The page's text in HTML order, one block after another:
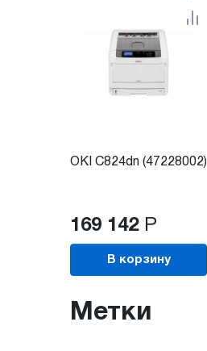
OKI C824dn (47228002)
169 142 Р
В корзину
Метки